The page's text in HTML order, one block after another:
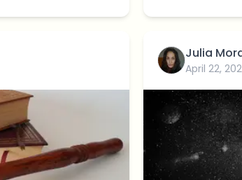
Julia
April 22,